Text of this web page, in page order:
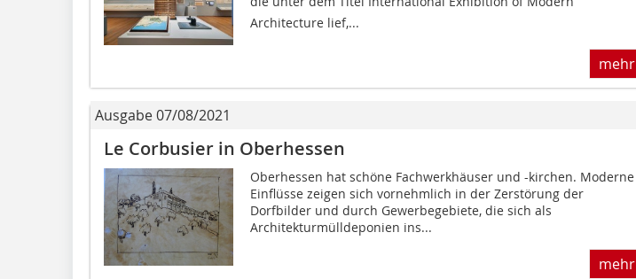
Architecture lief,...
mehr
Ausgabe 07/08/2021
Le Corbusier in Oberhessen
Oberhessen hat schöne Fachwerkhäuser und -kirchen. Moderne
Einflüsse zeigen sich vornehmlich in der Zerstörung der
Dorfbilder und durch Gewerbegebiete, die sich als
Architekturmüll­deponien ins...
mehr